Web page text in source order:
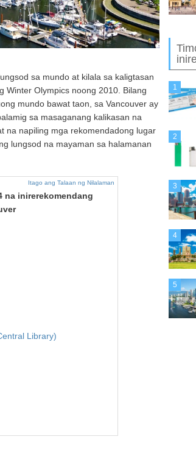
sa mundo at kilala sa kaligtasan
Winter Olympics noong 2010. Bilang
mundo bawat taon, sa Vancouver ay
sa masaganang kalikasan na
na napiling mga rekomendadong lugar
lungsod na mayaman sa halamanan
Itago ang Talaan ng Nilalaman
na inirerekomendang
Library)
1
2
3
4
5